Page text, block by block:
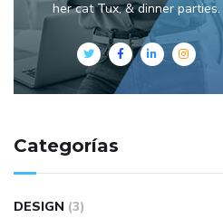
her cat Tux, & dinner parties.
Categorías
DESIGN (3)